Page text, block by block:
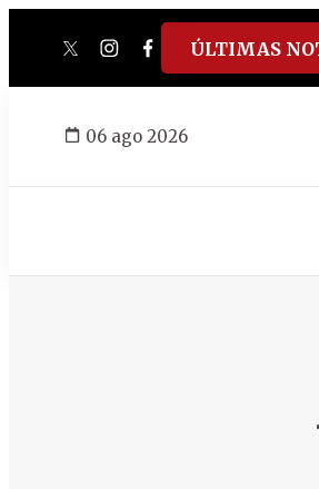
twitterinstagram
facebook
tiktokyoutube
ÚLTIMAS
06 ago 2026